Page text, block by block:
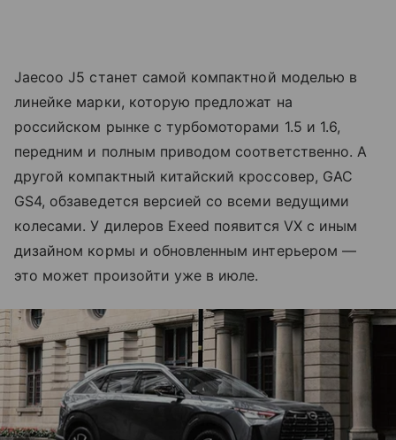
Jaecoo J5 станет самой компактной моделью в
линейке марки, которую предложат на
российском рынке с турбомоторами 1.5 и 1.6,
передним и полным приводом соответственно. А
другой компактный китайский кроссовер, GAC
GS4, обзаведется версией со всеми ведущими
колесами. У дилеров Exeed появится VX с иным
дизайном кормы и обновленным интерьером —
это может произойти уже в июле.